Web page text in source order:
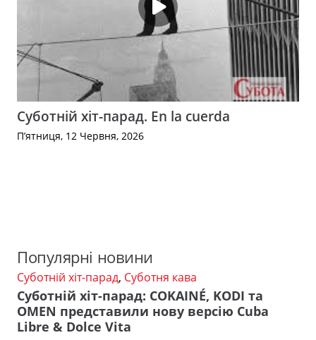
Суботній хіт-парад. En la cuerda
П’ятниця, 12 Червня, 2026
Популярні новини
Суботній хіт-парад, Суботня кава
Суботній хіт-парад: COKAINÉ, KODI та
OMEN представили нову версію Cuba
Libre & Dolce Vita